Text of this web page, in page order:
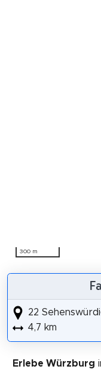
300 m
22
4,7 km
Erlebe Würzburg